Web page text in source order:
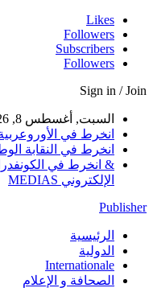
Likes
Followers
Subscribers
Followers
Sign in / Join
السبت, أغسطس 8, 2026
انخرط في
انخرط في النقابة
& انخرط في
الإلكتروني MEDIAS
Publisher
الرئيسية
الدولية
Internationale
الصحافة و الإعلام